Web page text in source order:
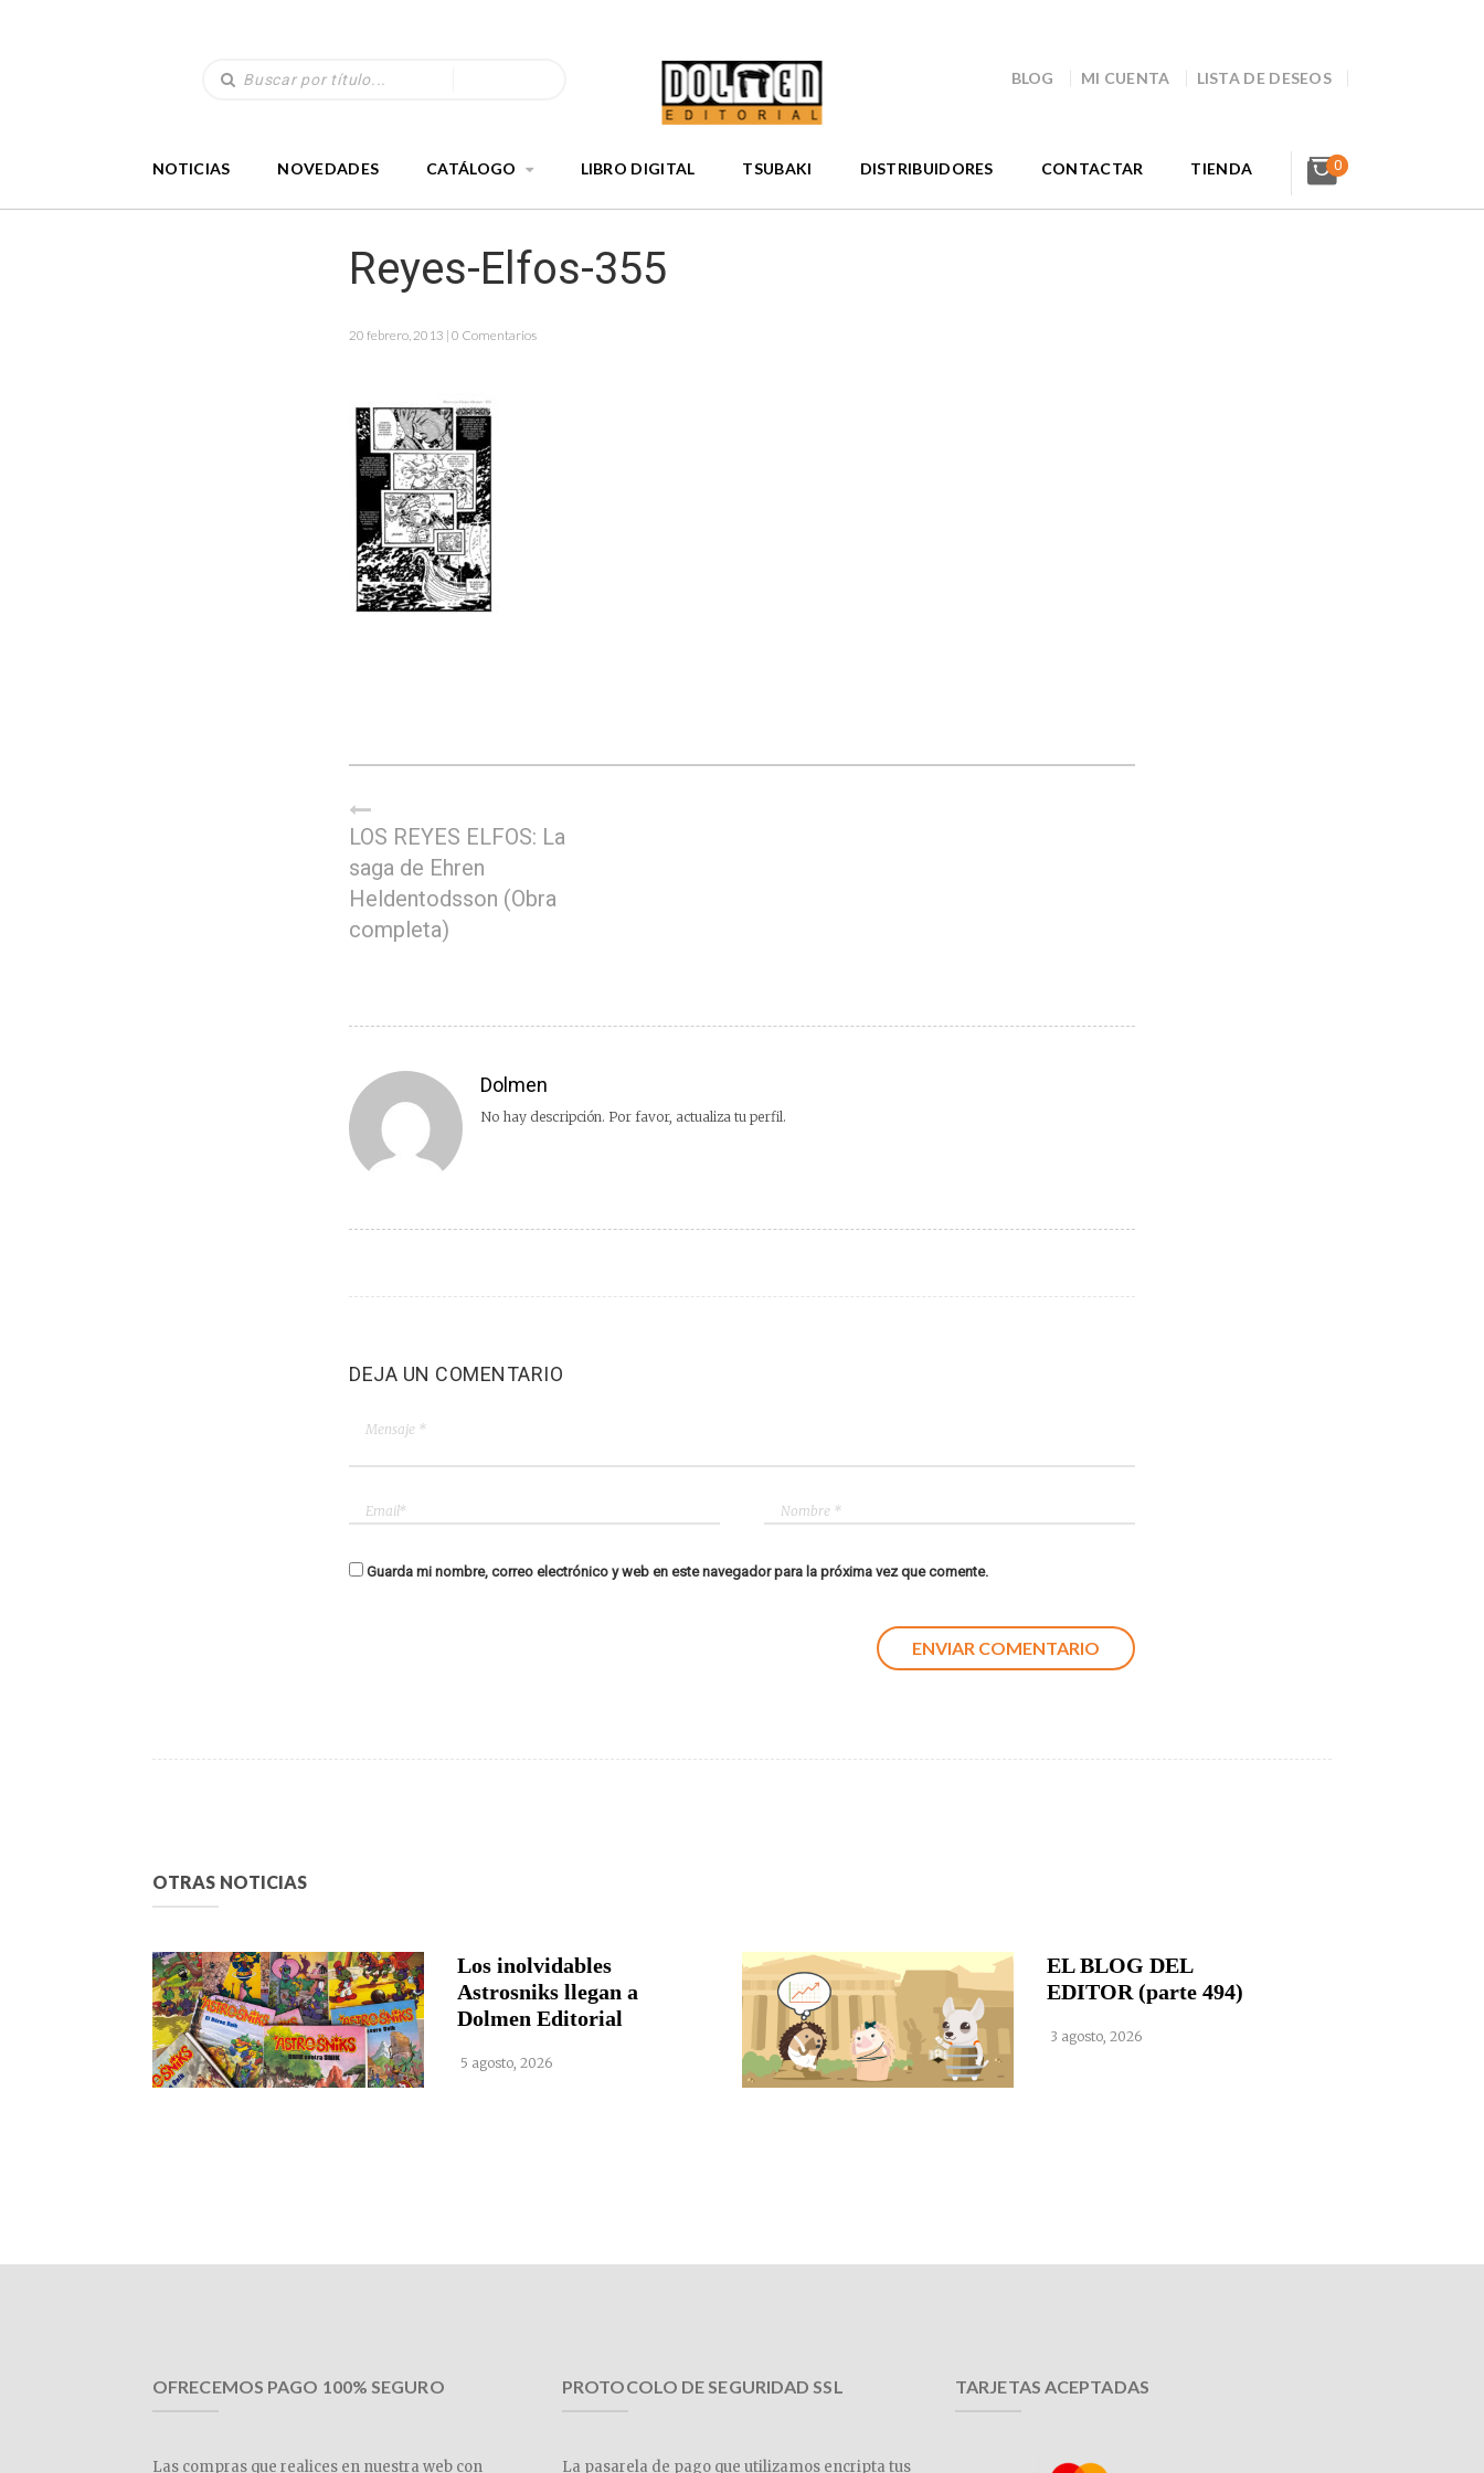
BLOG MI CUENTA LISTA DE DESEOS
NOTICIAS NOVEDADES CATÁLOGO LIBRO DIGITAL TSUBAKI DISTRIBUIDORES CONTACTAR TIENDA 0
Reyes-Elfos-355
20 febrero, 2013 | 0 Comentarios
LOS REYES ELFOS: La
saga de Ehren
Heldentodsson (Obra
completa)
Dolmen
No hay descripción. Por favor, actualiza tu perfil.
DEJA UN COMENTARIO
Guarda mi nombre, correo electrónico y web en este navegador para la próxima vez que comente.
OTRAS NOTICIAS
Los inolvidables
Astrosniks llegan a
Dolmen Editorial
5 agosto, 2026
EL BLOG DEL
EDITOR (parte 494)
3 agosto, 2026
OFRECEMOS PAGO 100% SEGURO
Las compras que realices en nuestra web con
PROTOCOLO DE SEGURIDAD SSL
La pasarela de pago que utilizamos encripta tus
TARJETAS ACEPTADAS